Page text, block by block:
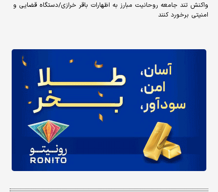
واکنش تند جامعه روحانیت مبارز به اظهارات باقر خرازی/دستگاه قضایی و
امنیتی برخورد کنند